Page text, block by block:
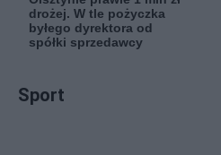
drożej. W tle pożyczka
byłego dyrektora od
spółki sprzedawcy
Sport